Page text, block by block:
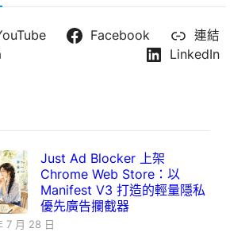
Facebook
連結
LinkedIn
Just Ad Blocker 上架
Chrome Web Store：以
Manifest V3 打造的輕量隱私
優先廣告攔截器
7 月 28 日